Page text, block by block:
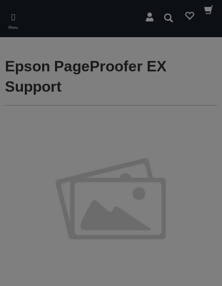
main
content
Menu
Rechercher
Epson PageProofer EX
Support